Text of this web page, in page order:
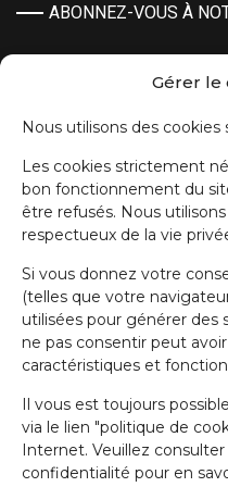
Gérer le
Nous utilisons des
Les cookies strictement
bon fonctionnement du
être refusés. Nous
respectueux de la vie
Si vous donnez votre
(telles que votre
utilisées pour générer des
ne pas consentir peut
caractéristiques et
Il vous est toujours
via le lien "politique de
Internet. Veuillez
confidentialité pour en
ABONNEZ-VOUS À
E-mail
J'accepte la politique
IRW-CGSP 2024 /
5000 BEEZ /